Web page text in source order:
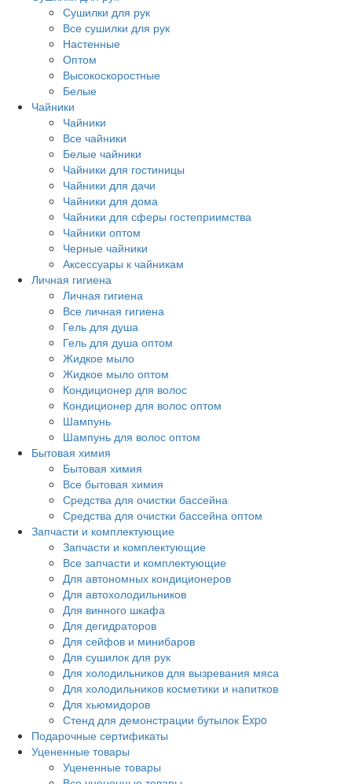
Сушилки для рук
Все сушилки для рук
Настенные
Оптом
Высокоскоростные
Белые
Чайники
Чайники
Все чайники
Белые чайники
Чайники для гостиницы
Чайники для дачи
Чайники для дома
Чайники для сферы гостеприимства
Чайники оптом
Черные чайники
Аксессуары к чайникам
Личная гигиена
Личная гигиена
Все личная гигиена
Гель для душа
Гель для душа оптом
Жидкое мыло
Жидкое мыло оптом
Кондиционер для волос
Кондиционер для волос оптом
Шампунь
Шампунь для волос оптом
Бытовая химия
Бытовая химия
Все бытовая химия
Средства для очистки бассейна
Средства для очистки бассейна оптом
Запчасти и комплектующие
Запчасти и комплектующие
Все запчасти и комплектующие
Для автономных кондиционеров
Для автохолодильников
Для винного шкафа
Для дегидраторов
Для сейфов и минибаров
Для сушилок для рук
Для холодильников для вызревания мяса
Для холодильников косметики и напитков
Для хьюмидоров
Стенд для демонстрации бутылок Expo
Подарочные сертификаты
Уцененные товары
Уцененные товары